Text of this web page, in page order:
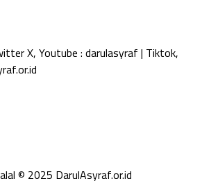
X, Youtube : darulasyraf | Tiktok,
© 2025 DarulAsyraf.or.id